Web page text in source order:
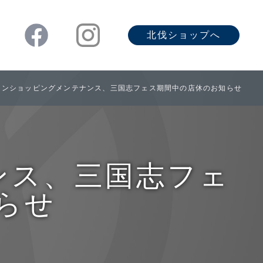
北伐ショップへ
ショッピングメンテナンス、三国志フェス期間中の店休のお知らせ
、三国志フェ
せ